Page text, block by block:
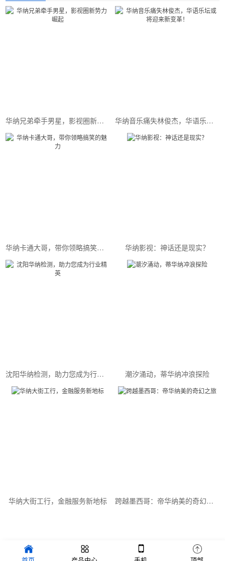
华纳兄弟牵手男星，影视圈新势力崛起 华纳音乐痛失林俊杰，华语乐坛或将迎来新变革！
华纳卡通大哥，带你领略搞笑的魅力 华纳影视：神话还是现实？
沈阳华纳检测，助力您成为行业精英 潮汐涌动，蒂华纳冲浪探险
华纳大街工行，金融服务新地标 跨越墨西哥：帝华纳美的奇幻之旅
Copyright © 2022 品牌创新设计有限公司 版权所有 备案号：